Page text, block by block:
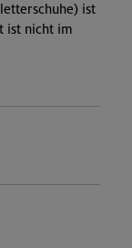
ist
ist nicht im